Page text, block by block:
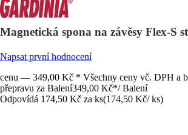
Magnetická spona na závěsy Flex-S
Napsat první hodnocení
cenu — 349,00 Kč * Všechny ceny vč. DPH a
přepravu za Balení349,00 Kč*/ Balení
Odpovídá 174,50 Kč za ks(174,50 Kč/ ks)